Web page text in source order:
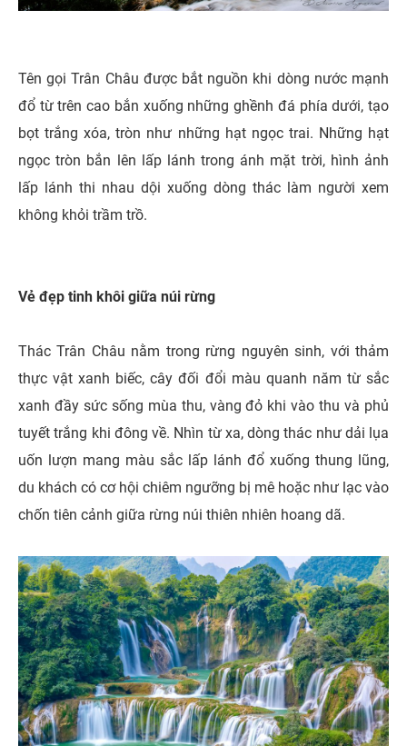
Tên gọi Trân Châu được bắt nguồn khi dòng nước mạnh
đổ từ trên cao bắn xuống những ghềnh đá phía dưới, tạo
bọt trắng xóa, tròn như những hạt ngọc trai. Những hạt
ngọc tròn bắn lên lấp lánh trong ánh mặt trời, hình ảnh
lấp lánh thi nhau dội xuống dòng thác làm người xem
không khỏi trầm trồ.
Vẻ đẹp tinh khôi giữa núi rừng
Thác Trân Châu nằm trong rừng nguyên sinh, với thảm
thực vật xanh biếc, cây đối đổi màu quanh năm từ sắc
xanh đầy sức sống mùa thu, vàng đỏ khi vào thu và phủ
tuyết trắng khi đông về. Nhìn từ xa, dòng thác như dải lụa
uốn lượn mang màu sắc lấp lánh đổ xuống thung lũng,
du khách có cơ hội chiêm ngưỡng bị mê hoặc như lạc vào
chốn tiên cảnh giữa rừng núi thiên nhiên hoang dã.